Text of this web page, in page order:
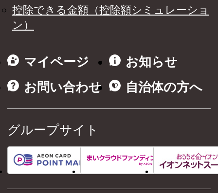
控除できる金額（控除額シミュレーショ
ン）
マイページ
お知らせ
お問い合わせ
自治体の方へ
グループサイト